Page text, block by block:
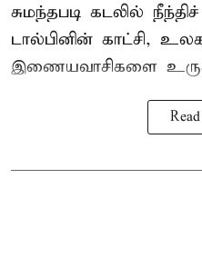
சுமந்தபடி கடலில்
டால்பினின் காட்சி,
இணையவாசிகளை